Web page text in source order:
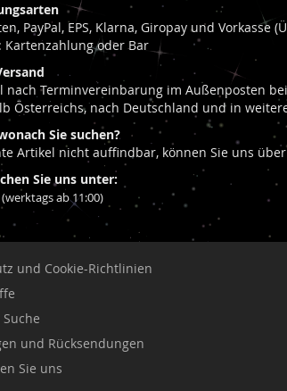
PayPal, EPS, Klarna, Giropay und Vorkasse
Kartenzahlung oder Bar
Terminvereinbarung im Außenposten
Österreichs, nach Deutschland und in
Sie suchen?
Artikel nicht auffindbar, können Sie uns
Sie uns unter:
(werktags ab 11:00)
und Cookie-Richtlinien
und Rücksendungen
Sie uns